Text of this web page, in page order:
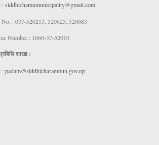
: siddhicharanmunicipality@gmail.com
No. : 037-520213, 520625, 520683
Number : 1660-37-52010
शाखा :
: padam@siddhicharanmun.gov.np